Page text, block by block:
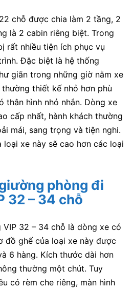
chỗ được chia làm 2 tầng, 2
là 2 cabin riêng biệt. Trong
rất nhiều tiện ích phục vụ
Đặc biệt là hệ thống
giãn trong những giờ nằm xe
thiết kế nhỏ hơn phù
thân hình nhỏ nhắn. Dòng xe
cấp nhất, hành khách thường
mái, sang trọng và tiện nghi.
loại xe này sẽ cao hơn các loại
phòng đi
32 – 34 chỗ
32 – 34 chỗ là dòng xe có
đồ ghế của loại xe này được
6 hàng. Kích thước dài hơn
thường một chút. Tuy
có rèm che riêng, màn hình